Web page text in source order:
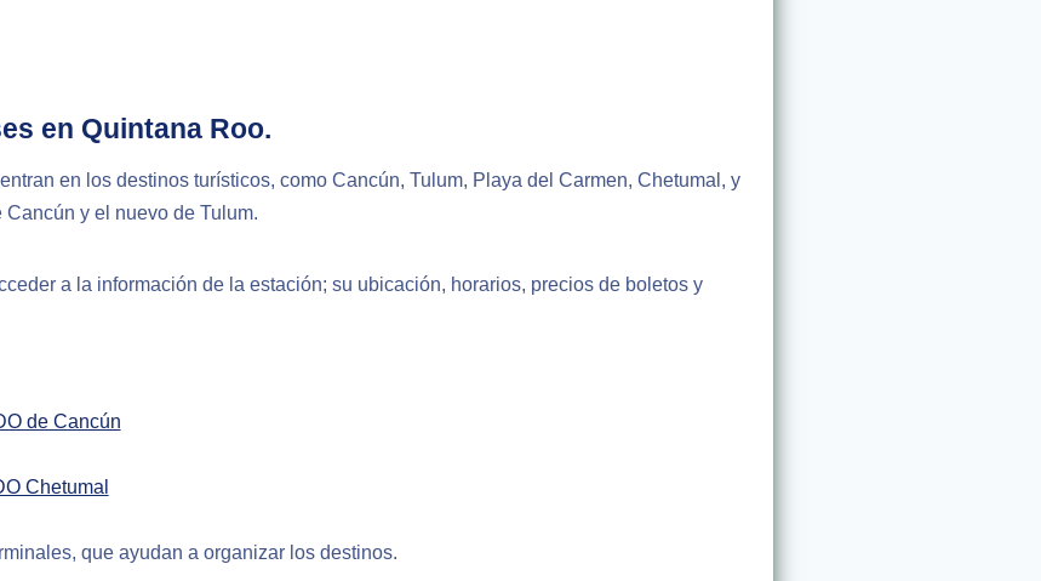
en Quintana Roo.
en los destinos turísticos, como Cancún, Tulum, Playa del Carmen, Chetumal, y
y el nuevo de Tulum.
a la información de la estación; su ubicación, horarios, precios de boletos y
de Cancún
Chetumal
que ayudan a organizar los destinos.